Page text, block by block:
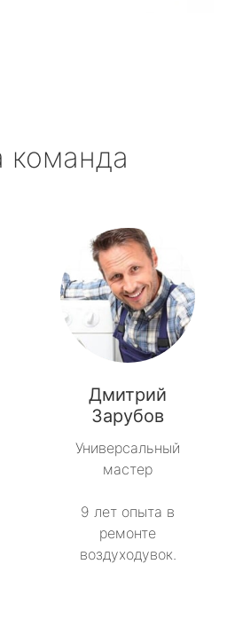
Дмитрий
Зарубов
Универсальный
мастер
9 лет опыта в
ремонте
воздуходувок.